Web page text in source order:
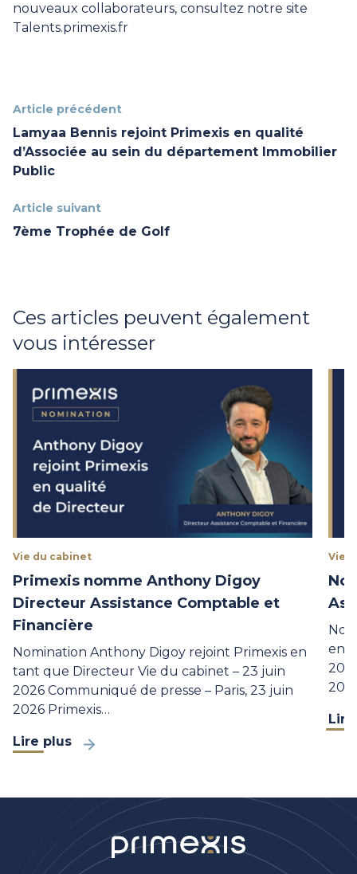
nouveaux collaborateurs, consultez notre site
Talents.primexis.fr
Article précédent
Lamyaa Bennis rejoint Primexis en qualité
d’Associée au sein du département Immobilier
Public
Article suivant
7ème Trophée de Golf
Ces articles peuvent également
vous intéresser
Vie du cabinet
Primexis nomme Anthony Digoy
Directeur Assistance Comptable et
Financière
Nomination Anthony Digoy rejoint Primexis en
tant que Directeur Vie du cabinet – 23 juin
2026 Communiqué de presse – Paris, 23 juin
2026 Primexis…
Lire plus
Vie
en